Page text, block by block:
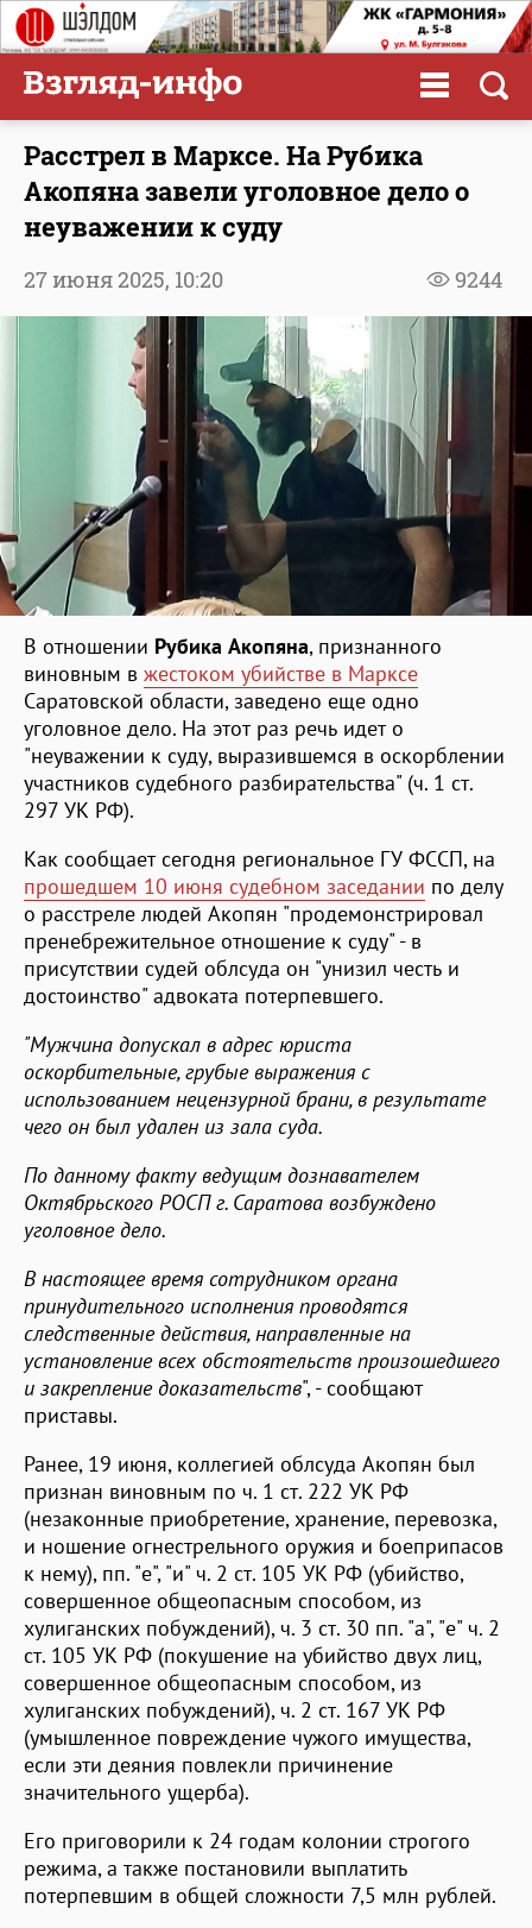
Расстрел в Марксе. На Рубика
Акопяна завели уголовное дело о
неуважении к суду
9244
27 июня 2025, 10:20
В отношении Рубика Акопяна, признанного
виновным в жестоком убийстве в Марксе
Саратовской области, заведено еще одно
уголовное дело. На этот раз речь идет о
"неуважении к суду, выразившемся в оскорблении
участников судебного разбирательства" (ч. 1 ст.
297 УК РФ).
Как сообщает сегодня региональное ГУ ФССП, на
прошедшем 10 июня судебном заседании по делу
о расстреле людей Акопян "продемонстрировал
пренебрежительное отношение к суду" - в
присутствии судей облсуда он "унизил честь и
достоинство" адвоката потерпевшего.
"Мужчина допускал в адрес юриста
оскорбительные, грубые выражения с
использованием нецензурной брани, в результате
чего он был удален из зала суда.
По данному факту ведущим дознавателем
Октябрьского РОСП г. Саратова возбуждено
уголовное дело.
В настоящее время сотрудником органа
принудительного исполнения проводятся
следственные действия, направленные на
установление всех обстоятельств произошедшего
и закрепление доказательств", - сообщают
приставы.
Ранее, 19 июня, коллегией облсуда Акопян был
признан виновным по ч. 1 ст. 222 УК РФ
(незаконные приобретение, хранение, перевозка,
и ношение огнестрельного оружия и боеприпасов
к нему), пп. "е", "и" ч. 2 ст. 105 УК РФ (убийство,
совершенное общеопасным способом, из
хулиганских побуждений), ч. 3 ст. 30 пп. "а", "е" ч. 2
ст. 105 УК РФ (покушение на убийство двух лиц,
совершенное общеопасным способом, из
хулиганских побуждений), ч. 2 ст. 167 УК РФ
(умышленное повреждение чужого имущества,
если эти деяния повлекли причинение
значительного ущерба).
Его приговорили к 24 годам колонии строгого
режима, а также постановили выплатить
потерпевшим в общей сложности 7,5 млн рублей.